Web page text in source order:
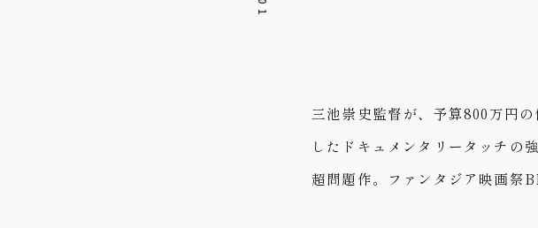
三池崇史監督が、予算800万円
したドキュメンタリータッチの
超問題作。ファンタジア映画